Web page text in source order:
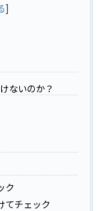
]
ないのか？
ク
てチェック